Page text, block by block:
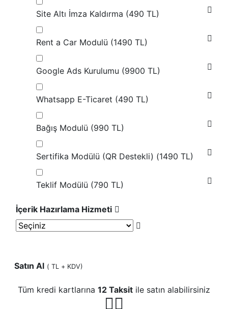
Site Altı İmza Kaldırma (490 TL)
Rent a Car Modulü (1490 TL)
Google Ads Kurulumu (9900 TL)
Whatsapp E-Ticaret (490 TL)
Bağış Modulü (990 TL)
Sertifika Modülü (QR Destekli) (1490 TL)
Teklif Modülü (790 TL)
İçerik Hazırlama Hizmeti
Satın Al ( TL + KDV)
Tüm kredi kartlarına 12 Taksit ile satın alabilirsiniz